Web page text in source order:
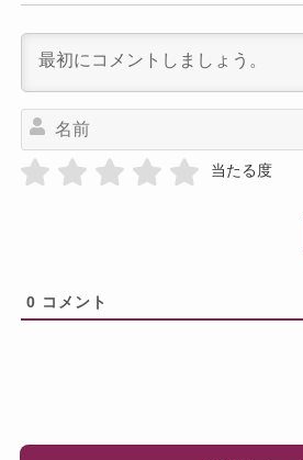
当たる度
0 コメント